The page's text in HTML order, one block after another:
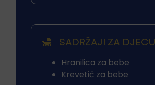
SADRŽAJI ZA DJECU
Hranilica za bebe
Krevetić za bebe